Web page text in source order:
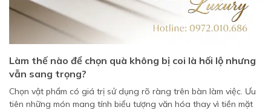
Làm thế nào để chọn quà không bị coi là hối lộ nhưng
vẫn sang trọng?
Chọn vật phẩm có giá trị sử dụng rõ ràng trên bàn làm việc. Ưu
tiên những món mang tính biểu tượng văn hóa thay vì tiền mặt